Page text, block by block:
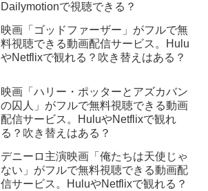
Dailymotionで視聴できる？
映画「ゴッドファーザー」がフルで無
料視聴できる動画配信サービス。Hulu
やNetflixで観れる？吹き替えはある？
映画「ハリー・ポッターとアズカバン
の囚人」がフルで無料視聴できる動画
配信サービス。HuluやNetflixで観れ
る？吹き替えはある？
デニーロ主演映画「俺たちは天使じゃ
ない」がフルで無料視聴できる動画配
信サービス。HuluやNetflixで観れる？